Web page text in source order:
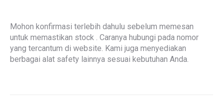
Mohon konfirmasi terlebih dahulu sebelum memesan
untuk memastikan stock . Caranya hubungi pada nomor
yang tercantum di website. Kami juga menyediakan
berbagai alat safety lainnya sesuai kebutuhan Anda.